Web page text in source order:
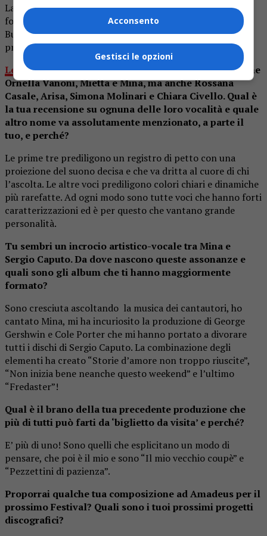
La popolarità del jazz in Italia è sempre stata legata alla
forza e al carisma del singolo personaggio, vedi Carosone,
Buscaglione, Caputo. Aspetteremo il prossimo… o la
prossima!
Le voci femminili jazz in Italiavantano icone pop come
Ornella Vanoni, Mietta e Mina, ma anche Rossana
Casale, Arisa, Simona Molinari e Chiara Civello. Qual è
la tua recensione su ognuna delle loro vocalità e quale
altro nome va assolutamente menzionato, a parte il
tuo, e perché?
Le prime tre prediligono un registro di petto con una
proiezione del suono decisa e che va dritta al cuore di chi
l’ascolta. Le altre voci prediligono colori chiari e dinamiche
più rarefatte. Ad ogni modo sono tutte voci che hanno forti
caratterizzazioni ed è per questo che vantano grande
personalità.
Tu sembri un incrocio artistico-vocale tra Mina e
Sergio Caputo. Da dove nascono queste assonanze e
quali sono gli album che ti hanno maggiormente
formato?
Sono cresciuta ascoltando la musica dei cantautori, ho
cantato Mina, mi ha incuriosito la produzione di George
Gershwin e Cole Porter che mi hanno portato a divorare
tutti i dischi di Sergio Caputo. La combinazione degli
elementi ha creato “Storie d’amore non troppo riuscite”,
“Non inizia bene neanche questo weekend” e l’ultimo
“Fredaster”!
Qual è il brano della tua precedente produzione che
più di tutti può farti da ‘biglietto da visita’ e perché?
E’ più di uno! Sono quelli che esplicitano un modo di
pensare, che poi è il mio e sono “Il mio vecchio coupè” e
“Pezzettini di pazienza”.
Proporrai qualche tua composizione ad Amadeus per il
prossimo Festival? Quali sono i tuoi prossimi progetti
discografici?
Acconsento
Gestisci le opzioni